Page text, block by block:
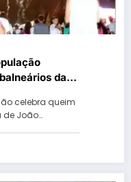
da
celebra queim
de João…